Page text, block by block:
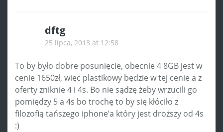
dftg
25 lipca, 2013 at 12:58
To by było dobre posunięcie, obecnie 4 8GB jest w
cenie 1650zł, więc plastikowy będzie w tej cenie a z
oferty zniknie 4 i 4s. Bo nie sądzę żeby wrzucili go
pomiędzy 5 a 4s bo trochę to by się kłóciło z
filozofią tańszego iphone’a który jest droższy od 4s
:)